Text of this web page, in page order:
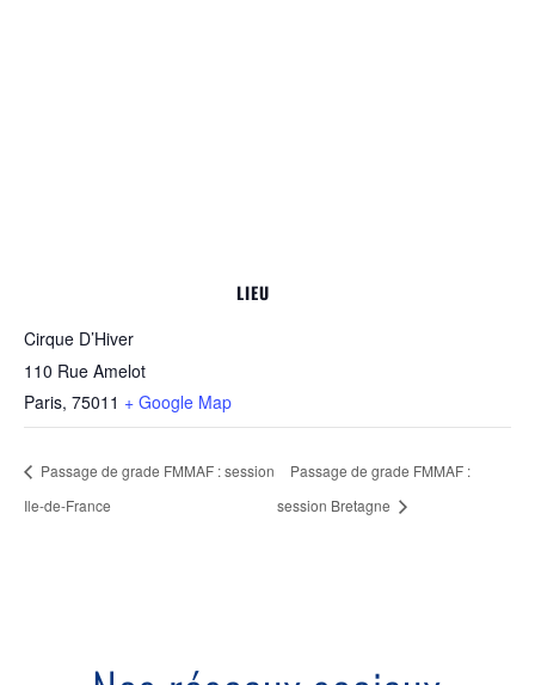
LIEU
Cirque D’Hiver
110 Rue Amelot
Paris, 75011 + Google Map
Passage de grade FMMAF : session
Ile-de-France
Passage de grade FMMAF :
session Bretagne